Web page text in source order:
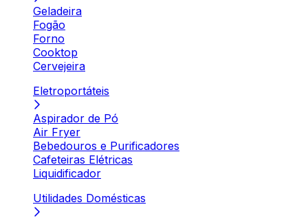
Geladeira
Fogão
Forno
Cooktop
Cervejeira
Eletroportáteis
Aspirador de Pó
Air Fryer
Bebedouros e Purificadores
Cafeteiras Elétricas
Liquidificador
Utilidades Domésticas